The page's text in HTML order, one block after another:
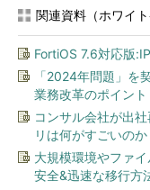
関連資料（ホワイト
FortiOS 7.6対応版
「2024年問題」を
業務改革のポイント
コンサル会社が出
リは何がすごいのか
大規模環境やファ
安全&迅速な移行方